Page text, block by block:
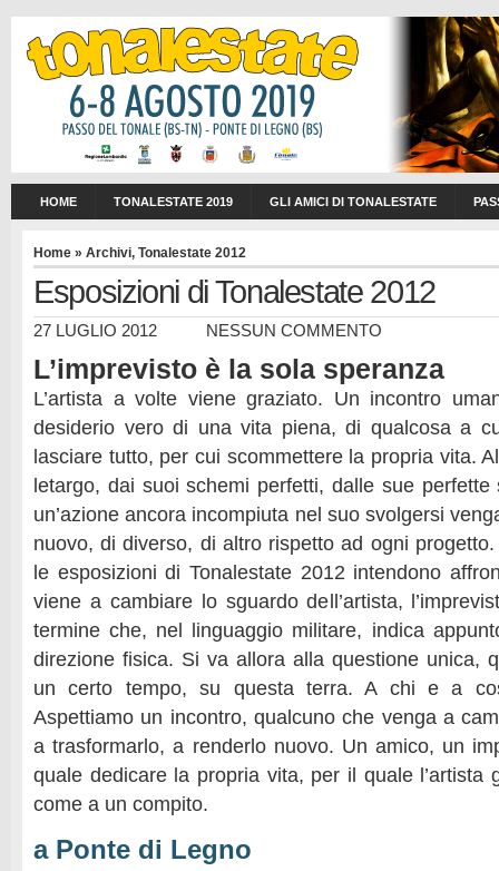
HOME TONALESTATE 2019 GLI AMICI DI TONALESTATE
Home » Archivi, Tonalestate 2012
Esposizioni di Tonalestate 2012
27 LUGLIO 2012 NESSUN COMMENTO
L’imprevisto è la sola speranza
L’artista a volte viene graziato. Un incontro
desiderio vero di una vita piena, di qualcosa a
lasciare tutto, per cui scommettere la propria vita.
letargo, dai suoi schemi perfetti, dalle sue
un’azione ancora incompiuta nel suo svolgersi
nuovo, di diverso, di altro rispetto ad ogni
le esposizioni di Tonalestate 2012 intendono
viene a cambiare lo sguardo dell’artista,
termine che, nel linguaggio militare, indica
direzione fisica. Si va allora alla questione unica,
un certo tempo, su questa terra. A chi e a
Aspettiamo un incontro, qualcuno che venga a
a trasformarlo, a renderlo nuovo. Un amico, un
quale dedicare la propria vita, per il quale l’artista
come a un compito.
a Ponte di Legno